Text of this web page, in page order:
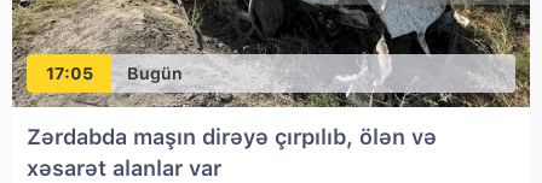
17:05 Bugün
Zərdabda maşın dirəyə çırpılıb, ölən və
xəsarət alanlar var